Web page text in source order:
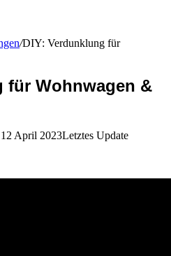
/DIY: Verdunklung für
für Wohnwagen &
April 2023Letztes Update